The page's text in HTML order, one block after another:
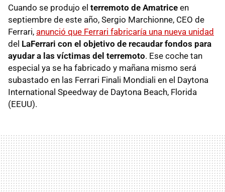
Cuando se produjo el terremoto de Amatrice en
septiembre de este año, Sergio Marchionne, CEO de
Ferrari, anunció que Ferrari fabricaría una nueva unidad
del LaFerrari con el objetivo de recaudar fondos para
ayudar a las víctimas del terremoto. Ese coche tan
especial ya se ha fabricado y mañana mismo será
subastado en las Ferrari Finali Mondiali en el Daytona
International Speedway de Daytona Beach, Florida
(EEUU).